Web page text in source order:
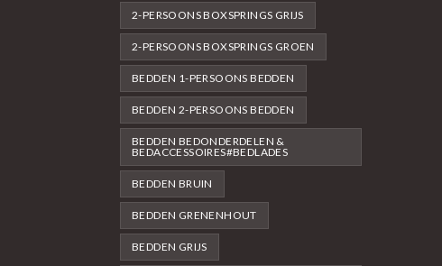
2-PERSOONS BOXSPRINGS GRIJS
2-PERSOONS BOXSPRINGS GROEN
BEDDEN 1-PERSOONS BEDDEN
BEDDEN 2-PERSOONS BEDDEN
BEDDEN BEDONDERDELEN &
BEDACCESSOIRES#BEDLADES
BEDDEN BRUIN
BEDDEN GRENENHOUT
BEDDEN GRIJS